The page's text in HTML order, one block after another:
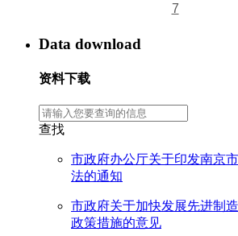
7
Data download
资料下载
查找
市政府办公厅关于印发南京
法的通知
市政府关于加快发展先进制
政策措施的意见